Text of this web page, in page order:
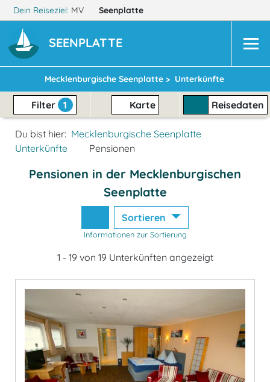
Dein Reiseziel: MV Seenplatte
SEENPLATTE
Mecklenburgische Seenplatte > Unterkünfte
Filter 1 Karte Reisedaten
Du bist hier: Mecklenburgische Seenplatte
Unterkünfte
Pensionen
Pensionen in der Mecklenburgischen
Seenplatte
Sortieren
Informationen zur Sortierung
1 - 19 von 19 Unterkünften angezeigt